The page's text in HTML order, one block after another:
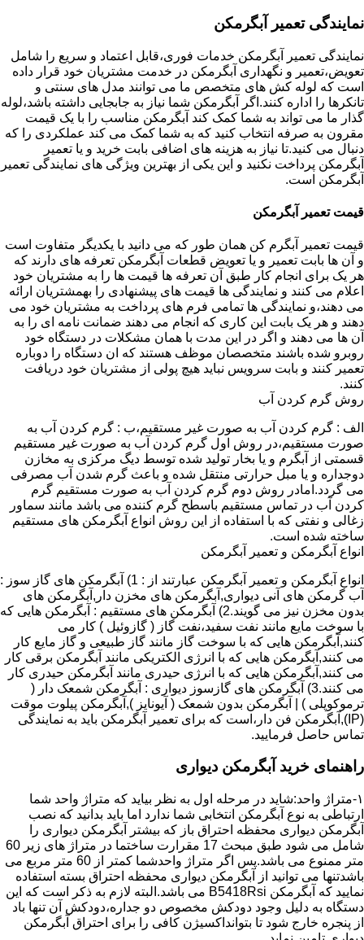
نمایندگی تعمیر آبگرمکن
نمایندگی تعمیر آبگرمکن خدمات فوری،قابل اعتماد و سریع را شامل
تعویض،تعمیر و نگهداری آبگرمکن در خدمت مشتریان خود قرار داده
است که لوله کش های متخصص ما می توانند مدل های سنتی و
تانکرها را اداره کنند.اگر آبگرمکن شما نیاز به جابجایی داشته باشد،لوله
گذار ما می تواند به شما کمک کند آبگرمکن مناسب را با یک قیمت
مقرون به صرفه انتخاب کنید که به شما کمک می کند عملکردی را که
دنبال می کنید.تا نیاز به هزینه های اضافی بابت خرید و یا تعمیر
آبگرمکن پرداخت نکنید و این یکی از بهترین ویژگی های نمایندگی تعمیر
آبگرمکن است.
قیمت تعمیر آبگرمکن
قیمت تعمیر آبگرم کن همان طور که می دانید با یکدیگر متفاوت است
و آن ها بابت تعمیر و یا تعویض قطعات آبگرمکن تعرفه های دارند که
هر یک برای انجام کار طبق آن تعرفه ها قیمت ها را به مشتریان خود
اعلام می کنند و نمایندگی ها قیمت های پیشنهادی را بهمشتریان ارائه
می دهند،و نمایندگی ها تمامی فرم های پرداخت به مشتریان خود می
دهند و هر یک بابت این کاری که انجام می دهند ضمانت نامه ای را به
آن ها می دهند و اگر در این مدت با همان مشکلات در دستگاه خود
روبرو شده باشند متخصصان موظف هستند که ان دستگاه را دوباره
تعمیر کنند و بابت سرویس نباید هیچ پولی از مشتریان خود دریافت
کنند.
روش گرم کردن آب
الف : گرم کردن آب به صورت غیر مستقیم،ب : گرم کردن آب به
صورت مستقیم،در روش اول گرم کردن آب به صورت غیر مستقیم
قسمتی از آبگرم و یا بخار تولید شده توسط دیگ مرکزی به مخازن
دوجداره و یا مبل حرارتی منتقل شده و باعث گرم شدن آب مصرفی
می گردد.امادر روش دوم گرم کردن آب به صورت مستقیم گرم
کردن آب در تماس مستقیم باسطح گرم کننده می باشد مانند سماور
زغالی و نفتی که با استفاده از این روش انواع آبگرمکن های مستقیم
ساخته شده است.
انواع آبگرمکن و تعمیر آبگرمکن
انواع آبگرمکن و تعمیر آبگرمکن عبارتند از : 1) آبگرمکن های گاز سوز :
آب گرمکن های آنی دیواری,آبگرمکن های مخزن دار,آبگرمکن های
بدون مخزن نیز می گویند.2) آبگرمکن های مستقیم : آبگرمکن هایی که
با سوخت مایع مانند نفت سفید،نفت گاز ( گازوئیل ) کار می
کنند,آبگرمکن هایی که با سوخت گاز مانند گاز طبیعی و گاز مایع کار
می کنند,آبگرمکن هایی که با انرژی الکتریکی مانند آبگرمکن برقی کار
می کنند,آبگرمکن هایی که با انرژی حیدری مانند آبگرمکن حیدری کار
می کنند.3) آبگرمکن های گازسوز دیواری : آبگرمکن شمعک دار (
ترموکوپلی ) | آبگرمکن بدون شمعک ( آیونایز ),آبگرمکن پیلوت موقت
(IP),آبگرمکن فن دار،است که برای تعمیر آبگرمکن باید به نمایندگی
تماس حاصل فرمایید.
راهنمای خرید آبگرمکن دیواری
۱-متراژ واحد:شاید در مرحله اول به نظر بیاید که متراژ واحد شما
ارتباطی به نوع آبگرمکن انتخابی شما ندارد اما باید بدانید که نصب
آبگرمکن دیواری محفظه احتراق باز که بیشتر آبگرمکن دیواری را
شامل می شود طبق مبحث 17 مقرارت ساختما در متراژ های زیر 60
متر ممنوع می باشد.پس اگر متراژ واحدشما کمتر از 60 متر مربع می
باشدتنها می توانید از آبگرمکن دیواری محفظه احتراق بسته استفاده
نمایید که آبگرمکن B5418Rsi می باشد.البته لازم به ذکر است که این
دستگاه به دلیل وجود دودکش مخصوص دو جداره،دودکش آن تنها باد
از پنجره خارج شود تا بتوانداکسیژن کافی را برای احتراق آبگرمکن